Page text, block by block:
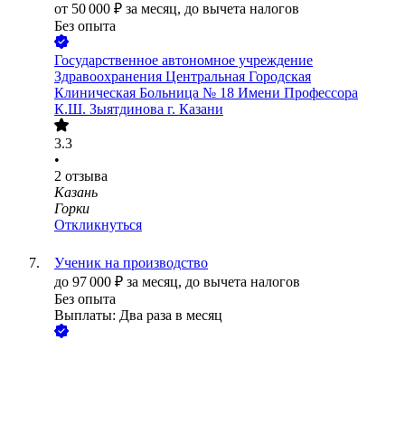
от 50 000 ₽ за месяц, до вычета налогов
Без опыта
Государственное автономное учреждение
Здравоохранения Центральная Городская
Клиническая Больница № 18 Имени Профессора
К.Ш. Зыятдинова г. Казани
3.3
•
2 отзыва
Казань
Горки
Откликнуться
Ученик на производство
до 97 000 ₽ за месяц, до вычета налогов
Без опыта
Выплаты: Два раза в месяц